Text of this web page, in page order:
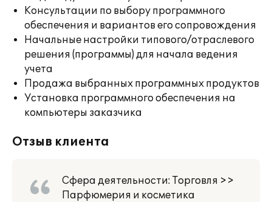
Консультации по выбору программного
обеспечения и вариантов его сопровождения
Начальные настройки типового/отраслевого
решения (программы) для начала ведения
учета
Продажа выбранных программных продуктов
Установка программного обеспечения на
компьютеры заказчика
Отзыв клиента
Сфера деятельности: Торговля >>
Парфюмерия и косметика